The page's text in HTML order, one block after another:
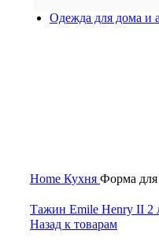
Одежда для дома и
Home Кухня Форма для
Тажин Emile Henry II 2
Назад к товарам